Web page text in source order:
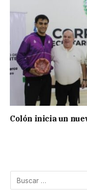
Colón inicia un